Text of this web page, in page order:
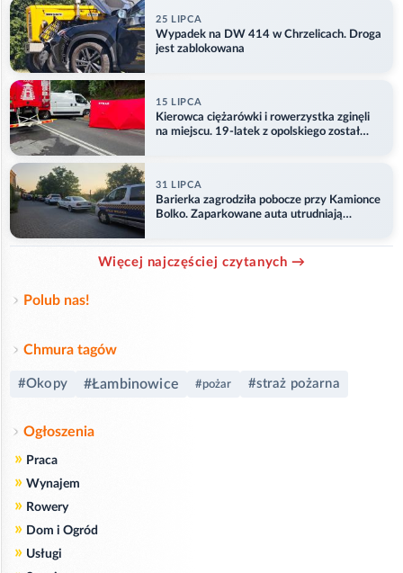
25 LIPCA
Wypadek na DW 414 w Chrzelicach. Droga
jest zablokowana
15 LIPCA
Kierowca ciężarówki i rowerzystka zginęli
na miejscu. 19-latek z opolskiego został
31 LIPCA
Barierka zagrodziła pobocze przy Kamionce
Bolko. Zaparkowane auta utrudniają
Więcej najczęściej czytanych →
Polub nas!
Chmura tagów
#Okopy #Łambinowice #pożar #straż pożarna
Ogłoszenia
» Praca
» Wynajem
» Rowery
» Dom i Ogród
» Usługi